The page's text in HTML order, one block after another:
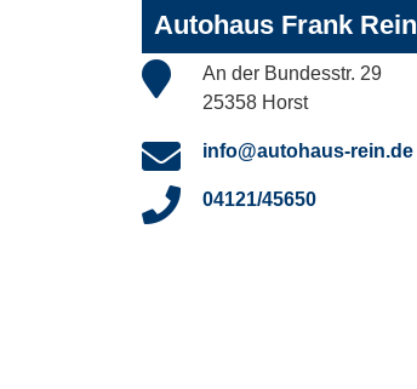
Autohaus Frank Rein
An der Bundesstr. 29
25358 Horst
info@autohaus-rein.de
04121/45650